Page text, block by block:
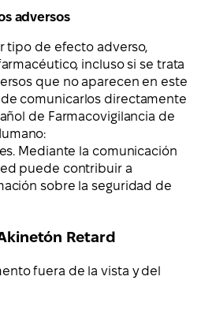
adversos
tipo de efecto adverso,
incluso si se trata
que no aparecen en este
comunicarlos directamente
de Farmacovigilancia de
Mediante la comunicación
puede contribuir a
sobre la seguridad de
Retard
fuera de la vista y del